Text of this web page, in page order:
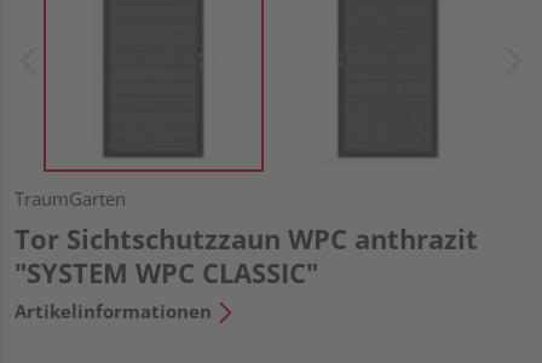
TraumGarten
Tor Sichtschutzzaun WPC anthrazit
"SYSTEM WPC CLASSIC"
Artikelinformationen